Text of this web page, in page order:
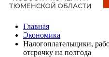
Главная
Экономика
Налогоплательщики,
отсрочку на полгода